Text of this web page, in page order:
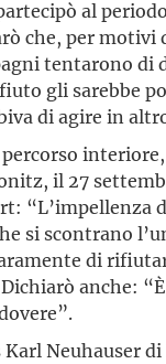
al
che, per motivi
tentarono di
gli sarebbe
di agire in
interiore,
il 27
“L’impellenza
si scontrano
di
anche:
Neuhauser